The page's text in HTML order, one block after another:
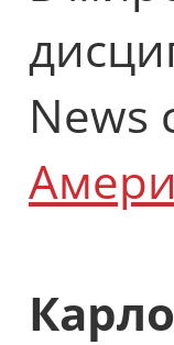
News